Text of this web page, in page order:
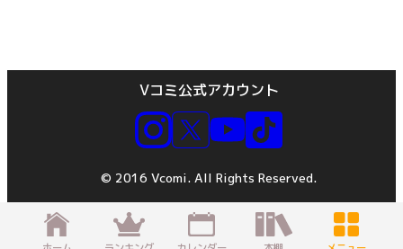
Vコミ公式アカウント
© 2016 Vcomi. All Rights Reserved.